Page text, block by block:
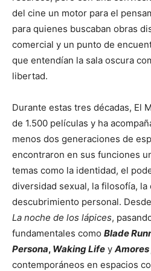
del cine un motor para el
para quienes buscaban obras
comercial y un punto de
que entendían la sala oscura
libertad.
Durante estas tres décadas, El
de 1.500 películas y ha
menos dos generaciones de
encontraron en sus funciones
temas como la identidad, el
diversidad sexual, la filosofía,
descubrimiento personal.
La noche de los lápices,
fundamentales como Blade
Persona, Waking Life y
contemporáneos en espacios